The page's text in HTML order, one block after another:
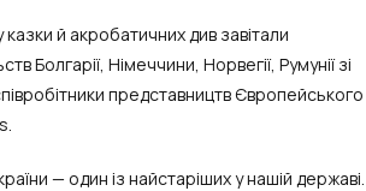
й акробатичних див завітали
Болгарії, Німеччини, Норвегії, Румунії зі
представництв Європейського
— один із найстаріших у нашій державі.